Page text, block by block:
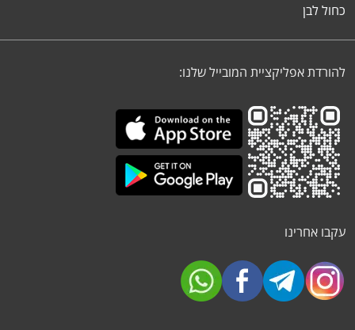
כחול לבן
להורדת אפליקציית המובייל שלנו:
עקבו אחרינו